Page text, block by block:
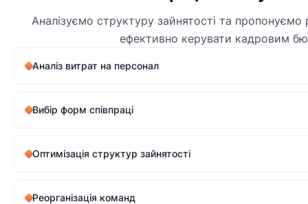
Аналізуємо структуру зайнятості та пропонуємо
ефективно керувати кадровим
Аналіз витрат на персонал
Вибір форм співпраці
Оптимізація структур зайнятості
Реорганізація команд